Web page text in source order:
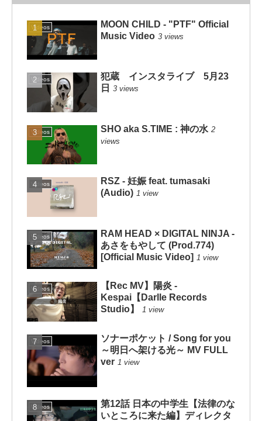
Videos
MOON CHILD - "PTF" Official
Music Video 3 views
Videos
犯蔵 インスタライブ 5月23
日 3 views
Videos SHO aka S.TIME : 神の水 2
views
Videos
RSZ - 妊娠 feat. tumasaki
(Audio) 1 view
Videos
RAM HEAD × DIGITAL NINJA -
あさをもやして (Prod.774)
[Official Music Video] 1 view
Videos
【Rec MV】陽炎 -
Kespai【Darlle Records
Studio】
1 view
Videos
ソナーポケット / Song for you
～明日へ架ける光～ MV FULL
ver 1 view
Videos
第12話 日本の中学生【法律のな
いところに来た編】ディレクタ